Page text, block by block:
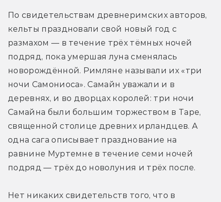
По свидетельствам древнеримских авторов,
кельты праздновали свой новый год с
размахом — в течение трёх тёмных ночей
подряд, пока умершая луна сменялась
новорождённой. Римляне называли их «три
ночи Самониоса». Самайн уважали и в
деревнях, и во дворцах королей: три ночи
Самайна были большим торжеством в Таре,
священной столице древних ирландцев. А
одна сага описывает празднование на
равнине Муртемне в течение семи ночей
подряд — трёх до новолуния и трёх после.
Нет никаких свидетельств того, что в